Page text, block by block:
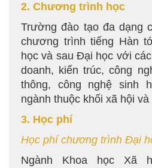
2. Chương trình học
Trường đào tạo đa dạng
chương trình tiếng Hàn
học và sau Đại học với
doanh, kiến trúc, công
thông, công nghệ sinh
ngành thuộc khối xã hội và
3. Học phí
Học phí chương trình Đại
Ngành Khoa học Xã